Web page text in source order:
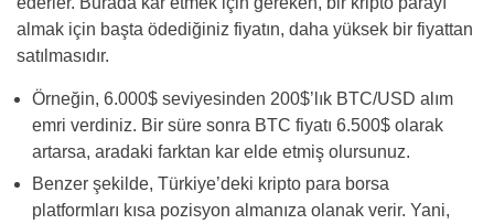
almak için başta ödediğiniz fiyatın, daha yüksek bir fiyattan
satılmasıdır.
Örneğin, 6.000$ seviyesinden 200$’lık BTC/USD alım
emri verdiniz. Bir süre sonra BTC fiyatı 6.500$ olarak
artarsa, aradaki farktan kar elde etmiş olursunuz.
Benzer şekilde, Türkiye’deki kripto para borsa
platformları kısa pozisyon almanıza olanak verir. Yani,